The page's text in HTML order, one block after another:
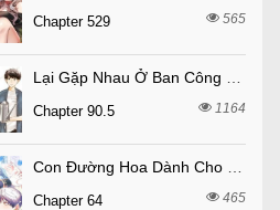
Chapter 529 565
Chapter 90.5 1164
Chapter 64 465